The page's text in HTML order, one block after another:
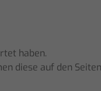
haben.
diese auf den